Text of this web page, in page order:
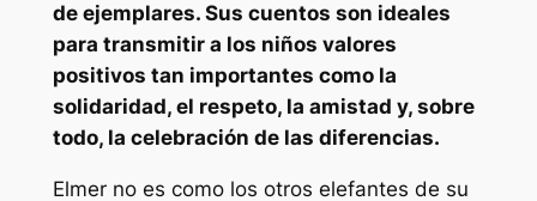
de ejemplares. Sus cuentos son ideales
para transmitir a los niños valores
positivos tan importantes como la
solidaridad, el respeto, la amistad y, sobre
todo, la celebración de las diferencias.
Elmer no es como los otros elefantes de su